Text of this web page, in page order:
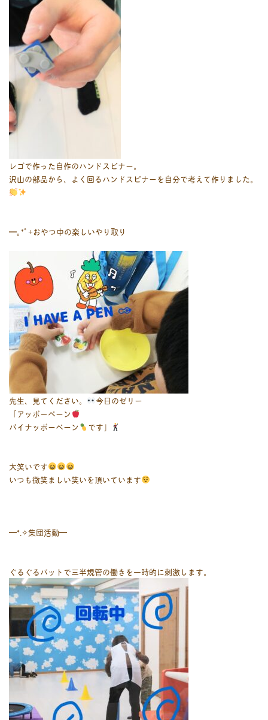
レゴで作った自作のハンドスピナー。
沢山の部品から、よく回るハンドスピナーを自分で考えて作りました。
⁠━｡⁠*ﾟ⁠+おやつ中の楽しいやり取り
先生、見てください。
今日のゼリー
「アッポーペーン
パイナッポーペーン
です」
大笑いです
いつも微笑ましい笑いを頂いています
━⁠*⁠.⁠✧集団活動━
ぐるぐるバットで三半規管の働きを一時的に刺激します。